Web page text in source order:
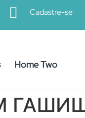
Cadastre-se
Home Two